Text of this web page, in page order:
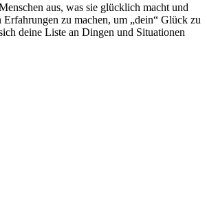
aus, was sie glücklich macht und
Erfahrungen zu machen, um „dein“ Glück zu
deine Liste an Dingen und Situationen